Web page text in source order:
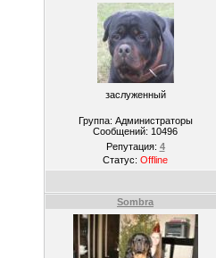
заслуженный
Группа: Администраторы
Сообщений: 10496
Репутация: 4
Статус: Offline
Sombra